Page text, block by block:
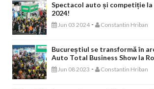
Spectacol auto și competiție la
2024!
Jun 03 2024 - Constantin Hriban
Bucureștiul se transformă în
Auto Total Business Show la
Jun 08 2023 - Constantin Hriban